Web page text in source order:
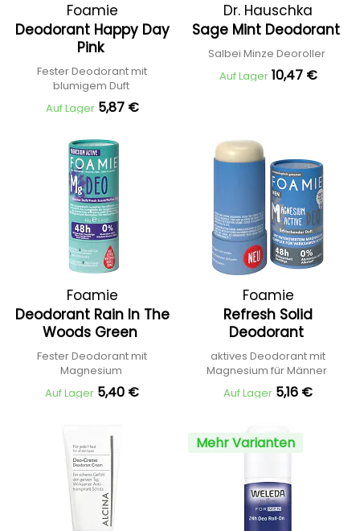
Foamie
Deodorant Happy Day
Pink
Fester Deodorant mit
blumigem Duft
Auf Lager 5,87 €
Dr. Hauschka
Sage Mint Deodorant
Salbei Minze Deoroller
Auf Lager 10,47 €
Foamie
Deodorant Rain In The
Woods Green
Fester Deodorant mit
Magnesium
Auf Lager 5,40 €
Foamie
Refresh Solid
Deodorant
aktives Deodorant mit
Magnesium für Männer
Auf Lager 5,16 €
Mehr Varianten